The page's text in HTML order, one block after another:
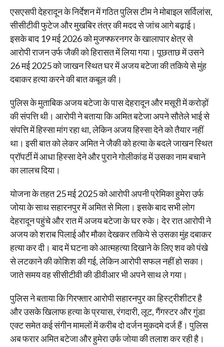
एसएसपी देहरादून के निर्देशन में गठित पुलिस टीम ने मोबाइल सर्विलांस,
सीसीटीवी फुटेज और मुखबिर तंत्र की मदद से जांच आगे बढ़ाई।
इसके बाद 19 मई 2026 को मुजफ्फरनगर के खालापार क्षेत्र से
आरोपी राजन उर्फ जैकी को हिरासत में लिया गया। पूछताछ में उसने
26 मई 2025 को जाखन स्थित घर में अजय बटेजा की तकिये से मुंह
दबाकर हत्या करने की बात कबूल की।
पुलिस के मुताबिक अजय बटेजा के पास देहरादून और मसूरी में करोड़ों
की संपत्ति थी। आरोपी ने बताया कि अमित बटेजा अपने सौतेले भाई से
संपत्ति में हिस्सा मांग रहा था, लेकिन अजय हिस्सा देने को तैयार नहीं
था। इसी बात को लेकर अमित ने जैकी को हत्या के बदले जाखन स्थित
प्रॉपर्टी में आधा हिस्सा देने और पुराने गोलीकांड में उसका नाम बचाने
का लालच दिया।
योजना के तहत 25 मई 2025 को आरोपी अपनी प्रेमिका हुमेरा उर्फ
जोया के साथ सहारनपुर में अमित से मिला। इसके बाद सभी लोग
देहरादून पहुंचे और रात में अजय बटेजा के घर रुके। देर रात आरोपी ने
अजय को शराब पिलाई और मौका देखकर तकिये से उसका मुंह दबाकर
हत्या कर दी। बाद में घटना को आत्महत्या दिखाने के लिए शव को पंखे
से लटकाने की कोशिश की गई, लेकिन आरोपी सफल नहीं हो सका।
जाते समय वह सीसीटीवी की डीवीआर भी अपने साथ ले गया।
पुलिस ने बताया कि गिरफ्तार आरोपी सहारनपुर का हिस्ट्रीशीटर है
और उसके खिलाफ हत्या के प्रयास, रंगदारी, लूट, गैंगस्टर और गुंडा
एक्ट समेत कई संगीन मामलों में करीब दो दर्जन मुकदमे दर्ज हैं। पुलिस
अब फरार अमित बटेजा और हुमेरा उर्फ जोया की तलाश कर रही है।